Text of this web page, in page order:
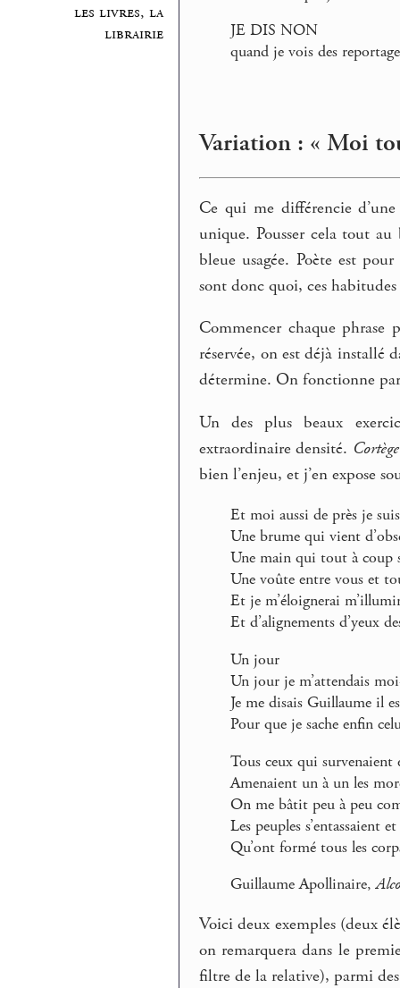
les livres, la
librairie
JE DIS NON
quand je vois des
Variation : « Moi
Ce qui me différencie
unique. Pousser cela tout au
bleue usagée. Poète est
sont donc quoi, ces
Commencer chaque phrase
réservée, on est déjà installé
détermine. On fonctionne
Un des plus beaux
extraordinaire densité. Cortège
bien l’enjeu, et j’en expose
Et moi aussi de près je
Une brume qui vient
Une main qui tout à coup
Une voûte entre vous et
Et je m’éloignerai
Et d’alignements d’yeux
Un jour
Un jour je m’attendais
Je me disais Guillaume il
Pour que je sache enfin
Tous ceux qui survenaient
Amenaient un à un les
On me bâtit peu à peu
Les peuples s’entassaient
Qu’ont formé tous les
Guillaume Apollinaire,
Voici deux exemples (deux
on remarquera dans le
filtre de la relative), parmi